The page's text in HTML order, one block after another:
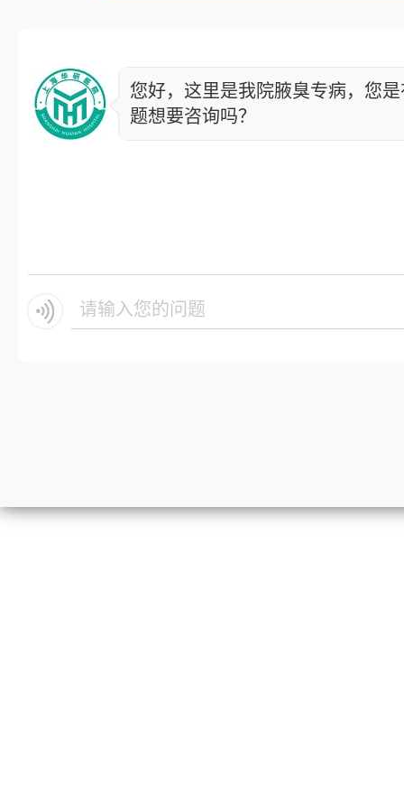
您好，这里是我院腋臭专病，您
题想要咨询吗？
请输入您的问题